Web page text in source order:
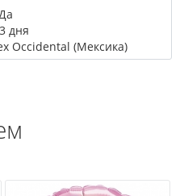
дня
Occidental (Мексика)